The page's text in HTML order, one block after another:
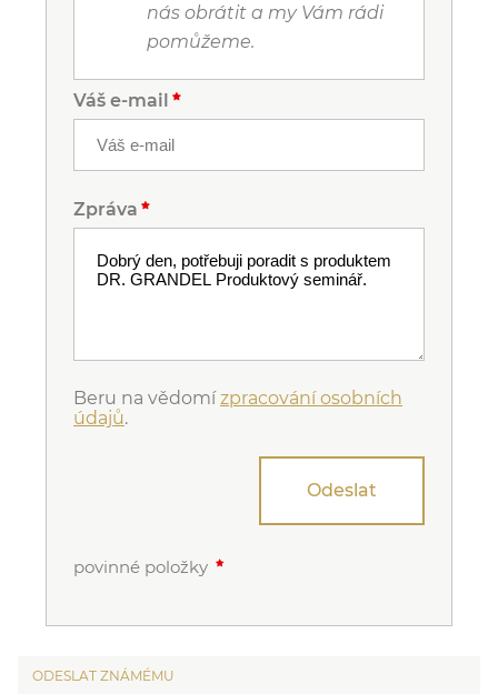
nás obrátit a my Vám rádi
pomůžeme.
Váš e-mail
Zpráva
Beru na vědomízpracování osobních
údajů.
Odeslat
povinné položky
ODESLAT ZNÁMÉMU